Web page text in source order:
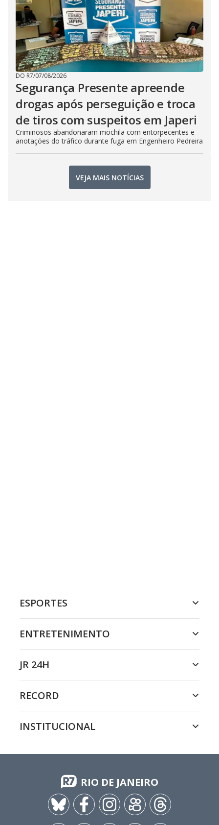
DO R7/07/08/2026
Segurança Presente apreende
drogas após perseguição e troca
de tiros com suspeitos em Japeri
Criminosos abandonaram mochila com entorpecentes e
anotações do tráfico durante fuga em Engenheiro Pedreira
VEJA MAIS NOTÍCIAS
ESPORTES
ENTRETENIMENTO
JR 24H
RECORD
INSTITUCIONAL
RIO DE JANEIRO